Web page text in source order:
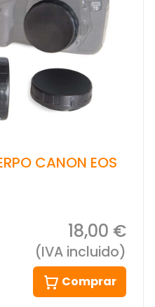
CANON EOS
18,00 €
(IVA incluido)
Comprar